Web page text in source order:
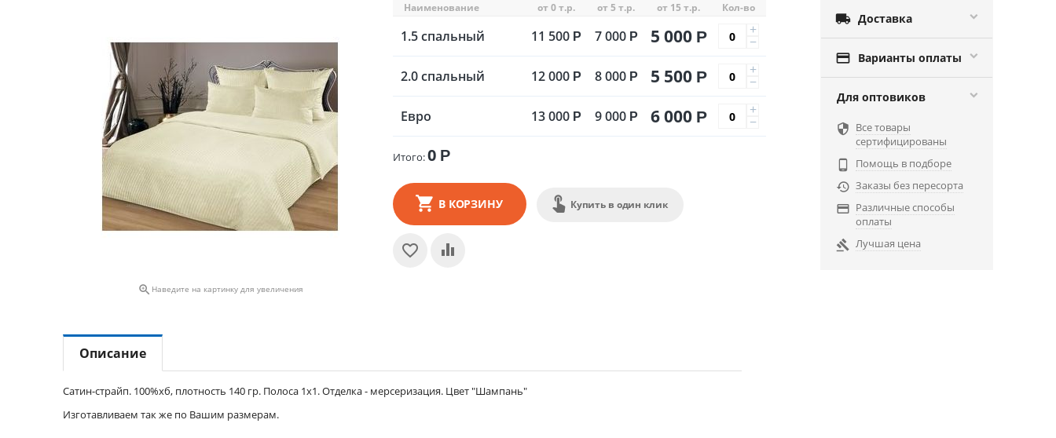
 Наведите на картинку для увеличения
Наименование от 0 т.р. от 5 т.р. от 15 т.р. Кол-во
1.5 спальный 11 500 Р 7 000 Р 5 000 Р +
−
2.0 спальный
12 000 Р 8 000 Р 5 500 Р +
−
Евро
13 000 Р 9 000 Р 6 000 Р +
−
Итого:0 Р
В КОРЗИНУ Купить в один клик
 Доставка
 Варианты оплаты
Для оптовиков
 Все товары
сертифицированы

Помощь в подборе
 Заказы без пересорта
 Различные способы
оплаты
 Лучшая цена
Описание
Сатин-страйп. 100%хб, плотность 140 гр. Полоса 1х1. Отделка - мерсеризация. Цвет "Шампань"
Изготавливаем так же по Вашим размерам.